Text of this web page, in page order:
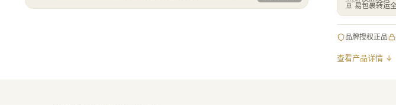
🚢 易包裹转运
品牌授权正品
查看产品详情 ↓